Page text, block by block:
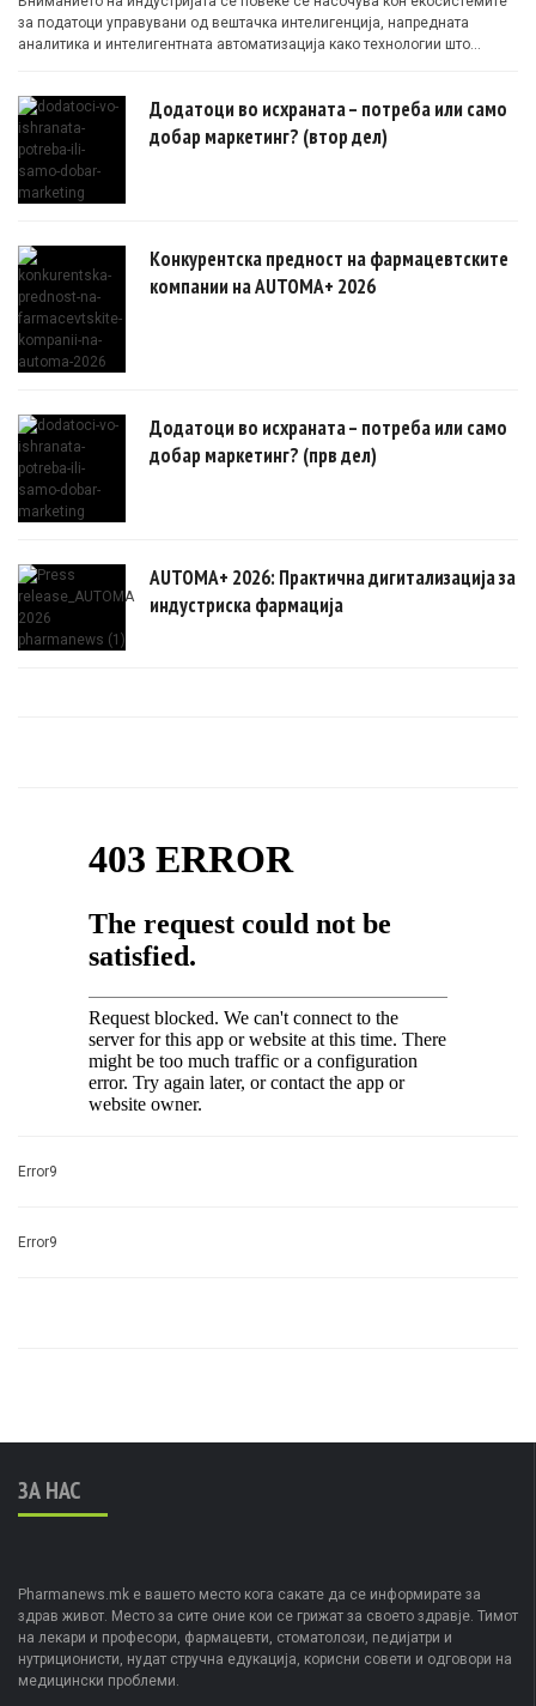
за податоци управувани од вештачка интелигенција, напредната
аналитика и интелигентната автоматизација како технологии што
Додатоци во исхраната – потреба или само
добар маркетинг? (втор дел)
Конкурентска предност на фармацевтските
компании на AUTOMA+ 2026
Додатоци во исхраната – потреба или само
добар маркетинг? (прв дел)
AUTOMA+ 2026: Практична дигитализација за
индустриска фармација
Error9
Error9
ЗА НАС
Pharmanews.mk е вашето место кога сакате да се информирате за
здрав живот. Место за сите оние кои се грижат за своето здравје. Тимот
на лекари и професори, фармацевти, стоматолози, педијатри и
нутриционисти, нудат стручна едукација, корисни совети и одговори на
медицински проблеми.